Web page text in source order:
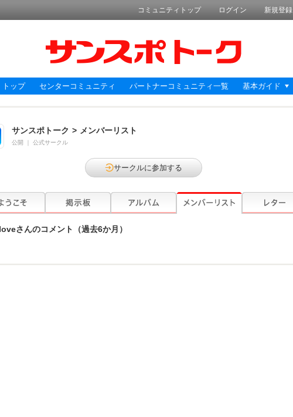
コミュニティトップ ログイン 新規登録
トップ センターコミュニティ パートナーコミュニティ一覧 基本ガイド
サンスポトーク > メンバーリスト
公開 公式サークル
サークルに参加する
さんのコメント（過去6か月）